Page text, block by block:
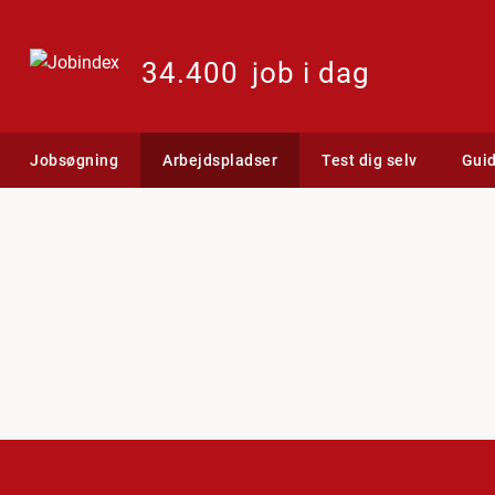
34.400 job i dag
Jobsøgning Arbejdspladser Test dig selv